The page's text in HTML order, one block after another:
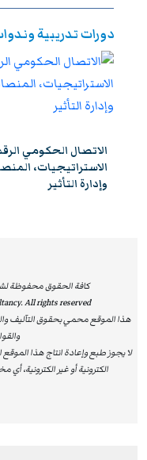
بنجاح، يحصل
تتمتع بالاعتراف
استراتيجية عالية.
التطوير المهني،
دورات تدريبية
الاتصال الحكومي
الاستراتيجيات،
وإدارة التأثير
كافة الحقوق محفوظة
All rights reserved
هذا الموقع محمي بحقوق التآليف
لا يجوز طبع وإعادة انتاج هذا الموقع
الكترونية أو غير الكترونية،